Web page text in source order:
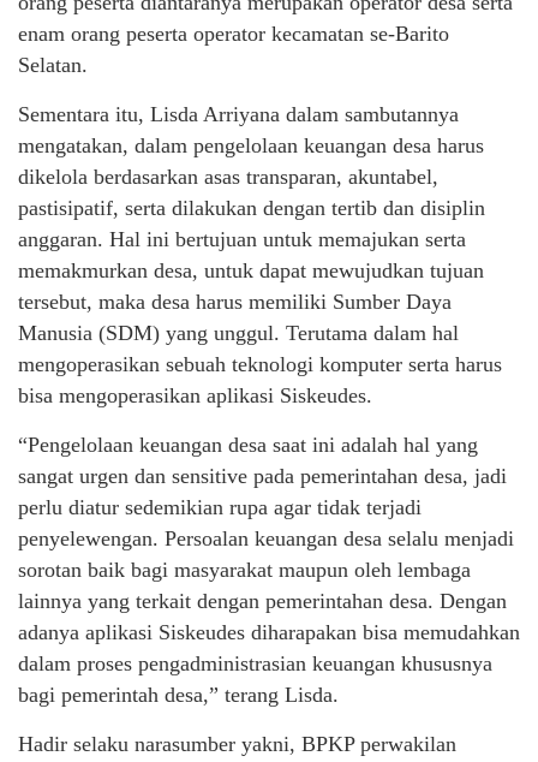
enam orang peserta operator kecamatan se-Barito
Selatan.
Sementara itu, Lisda Arriyana dalam sambutannya
mengatakan, dalam pengelolaan keuangan desa harus
dikelola berdasarkan asas transparan, akuntabel,
pastisipatif, serta dilakukan dengan tertib dan disiplin
anggaran. Hal ini bertujuan untuk memajukan serta
memakmurkan desa, untuk dapat mewujudkan tujuan
tersebut, maka desa harus memiliki Sumber Daya
Manusia (SDM) yang unggul. Terutama dalam hal
mengoperasikan sebuah teknologi komputer serta harus
bisa mengoperasikan aplikasi Siskeudes.
“Pengelolaan keuangan desa saat ini adalah hal yang
sangat urgen dan sensitive pada pemerintahan desa, jadi
perlu diatur sedemikian rupa agar tidak terjadi
penyelewengan. Persoalan keuangan desa selalu menjadi
sorotan baik bagi masyarakat maupun oleh lembaga
lainnya yang terkait dengan pemerintahan desa. Dengan
adanya aplikasi Siskeudes diharapakan bisa memudahkan
dalam proses pengadministrasian keuangan khususnya
bagi pemerintah desa,” terang Lisda.
Hadir selaku narasumber yakni, BPKP perwakilan